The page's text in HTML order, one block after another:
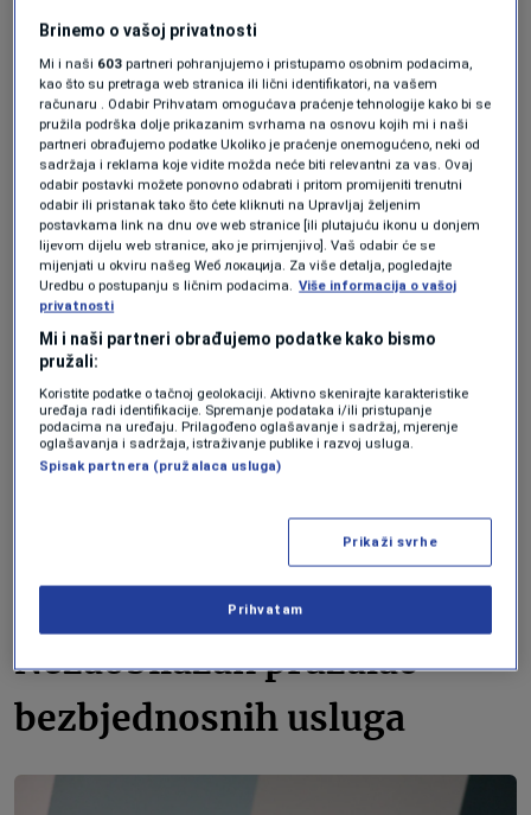
dolara.
To nije mnogo za dobro plaćenog
softverskog inženjera. Ali kako je AI
postajao sveprisutan, Bettridge je shvatio
koliko je važno testirati granice tih AI
modela. Tehnologija je korištena za
planiranje masovnih pucnjava, krađu
novca i kreiranje nezakonitog materijala
seksualnog zlostavljanja djece.
„Sada imamo veoma snažne modele
kojima svako može pristupiti sa bilo kojeg
pomisao“, kaže Bettridge. „Ljudi zaista
pokušavaju da ih koriste za štetne stvari.“
Nezaobilazan pružalac
bezbjednosnih usluga
Brinemo o vašoj privatnosti
Mi i naši 603 partneri pohranjujemo i pristupamo osobnim podacima,
kao što su pretraga web stranica ili lični identifikatori, na vašem
računaru . Odabir Prihvatam omogućava praćenje tehnologije kako bi se
pružila podrška dolje prikazanim svrhama na osnovu kojih mi i naši
partneri obrađujemo podatke Ukoliko je praćenje onemogućeno, neki od
sadržaja i reklama koje vidite možda neće biti relevantni za vas. Ovaj
odabir postavki možete ponovno odabrati i pritom promijeniti trenutni
odabir ili pristanak tako što ćete kliknuti na Upravljaj željenim
postavkama link na dnu ove web stranice [ili plutajuću ikonu u donjem
lijevom dijelu web stranice, ako je primjenjivo]. Vaš odabir će se
mijenjati u okviru našeg Wеб локација. Za više detalja, pogledajte
Uredbu o postupanju s ličnim podacima. Više informacija o vašoj
privatnosti
Mi i naši partneri obrađujemo podatke kako bismo
pružali:
Koristite podatke o tačnoj geolokaciji. Aktivno skenirajte karakteristike
uređaja radi identifikacije. Spremanje podataka i/ili pristupanje
podacima na uređaju. Prilagođeno oglašavanje i sadržaj, mjerenje
oglašavanja i sadržaja, istraživanje publike i razvoj usluga.
Spisak partnera (pružalaca usluga)
Prikaži svrhe
Prihvatam